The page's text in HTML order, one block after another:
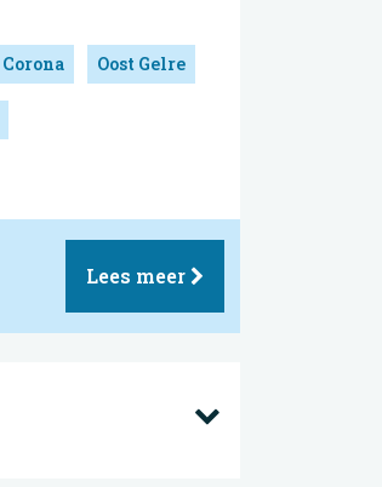
Corona Oost Gelre
Lees meer